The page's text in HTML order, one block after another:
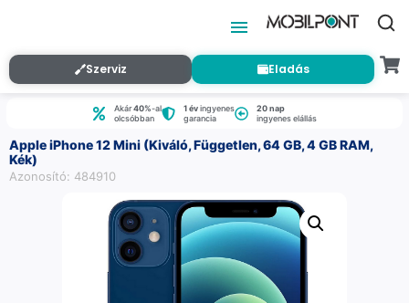
Szerviz Eladás
Akár40%-al
olcsóbban
1 évingyenes
garancia
20 nap
ingyenes elállás
Apple iPhone 12 Mini (Kiváló, Független, 64 GB, 4 GB RAM,
Kék)
Azonosító: 484910